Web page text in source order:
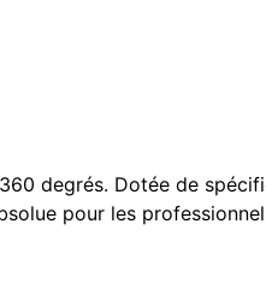
degrés. Dotée de
pour les